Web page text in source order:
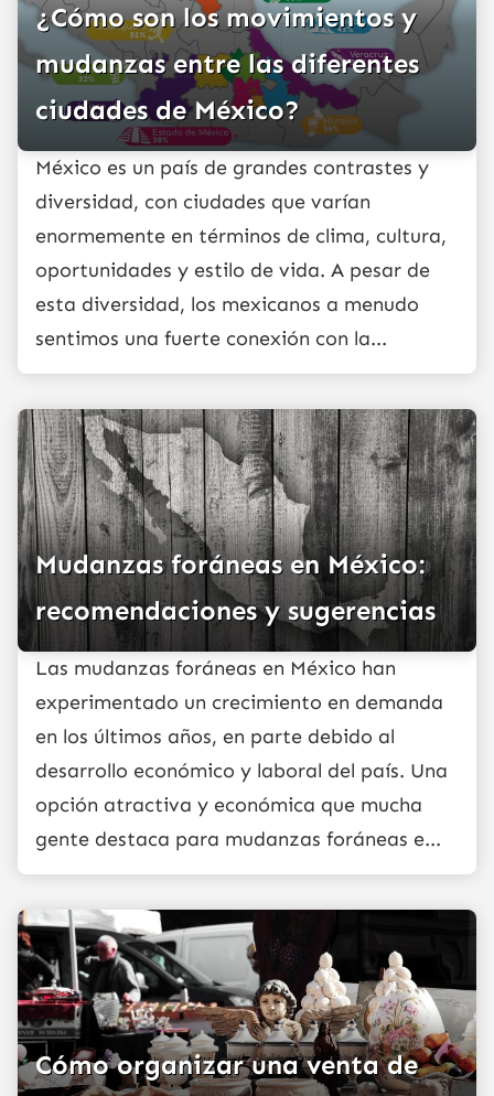
¿Cómo son los movimientos y
mudanzas entre las diferentes
ciudades de México?
México es un país de grandes contrastes y
diversidad, con ciudades que varían
enormemente en términos de clima, cultura,
oportunidades y estilo de vida. A pesar de
esta diversidad, los mexicanos a menudo
sentimos una fuerte conexión con la...
Mudanzas foráneas en México:
recomendaciones y sugerencias
Las mudanzas foráneas en México han
experimentado un crecimiento en demanda
en los últimos años, en parte debido al
desarrollo económico y laboral del país. Una
opción atractiva y económica que mucha
gente destaca para mudanzas foráneas e...
Cómo organizar una venta de